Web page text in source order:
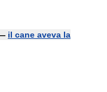
il cane aveva la